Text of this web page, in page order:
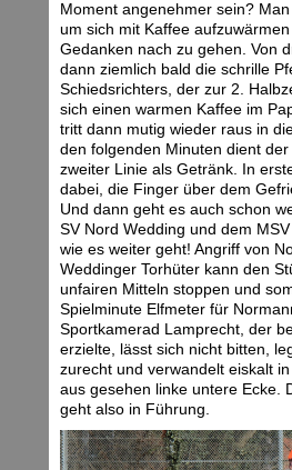
Moment angenehmer sein? Man
um sich mit Kaffee
Gedanken nach zu gehen. Von
dann ziemlich bald die schrille
Schiedsrichters, der zur 2.
sich einen warmen Kaffee im
tritt dann mutig wieder raus in
den folgenden Minuten dient
zweiter Linie als Getränk. In
dabei, die Finger über dem
Und dann geht es auch schon
SV Nord Wedding und dem
wie es weiter geht! Angriff von
Weddinger Torhüter kann den
unfairen Mitteln stoppen und
Spielminute Elfmeter für
Sportkamerad Lamprecht, der
erzielte, lässt sich nicht bitten,
zurecht und verwandelt eiskalt
aus gesehen linke untere Ecke.
geht also in Führung.